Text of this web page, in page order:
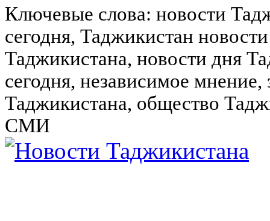
Ключевые слова: новости
сегодня, Таджикистан
Таджикистана, новости дня
сегодня, независимое
Таджикистана, общество
СМИ